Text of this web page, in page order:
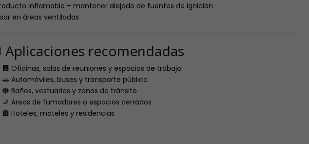
inflamable – mantener alejado de fuentes de ignición
en áreas ventiladas
Aplicaciones recomendadas
🏢 Oficinas, salas de reuniones y espacios de trabajo
🚗 Automóviles, buses y transporte público
🚻 Baños, vestuarios y zonas de tránsito
🚬 Áreas de fumadores o espacios cerrados
🏨 Hoteles, moteles y residencias